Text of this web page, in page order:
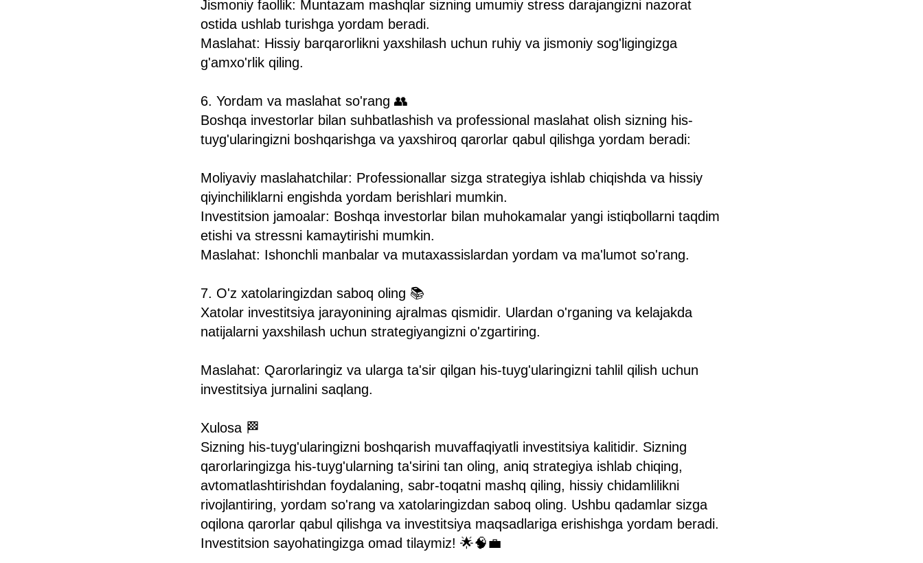
Jismoniy faollik: Muntazam mashqlar sizning umumiy stress darajangizni nazorat
ostida ushlab turishga yordam beradi.
Maslahat: Hissiy barqarorlikni yaxshilash uchun ruhiy va jismoniy sog'ligingizga
g'amxo'rlik qiling.
6. Yordam va maslahat so'rang 👥
Boshqa investorlar bilan suhbatlashish va professional maslahat olish sizning his-
tuyg'ularingizni boshqarishga va yaxshiroq qarorlar qabul qilishga yordam beradi:
Moliyaviy maslahatchilar: Professionallar sizga strategiya ishlab chiqishda va hissiy
qiyinchiliklarni engishda yordam berishlari mumkin.
Investitsion jamoalar: Boshqa investorlar bilan muhokamalar yangi istiqbollarni taqdim
etishi va stressni kamaytirishi mumkin.
Maslahat: Ishonchli manbalar va mutaxassislardan yordam va ma'lumot so'rang.
7. O'z xatolaringizdan saboq oling 📚
Xatolar investitsiya jarayonining ajralmas qismidir. Ulardan o'rganing va kelajakda
natijalarni yaxshilash uchun strategiyangizni o'zgartiring.
Maslahat: Qarorlaringiz va ularga ta'sir qilgan his-tuyg'ularingizni tahlil qilish uchun
investitsiya jurnalini saqlang.
Xulosa 🏁
Sizning his-tuyg'ularingizni boshqarish muvaffaqiyatli investitsiya kalitidir. Sizning
qarorlaringizga his-tuyg'ularning ta'sirini tan oling, aniq strategiya ishlab chiqing,
avtomatlashtirishdan foydalaning, sabr-toqatni mashq qiling, hissiy chidamlilikni
rivojlantiring, yordam so'rang va xatolaringizdan saboq oling. Ushbu qadamlar sizga
oqilona qarorlar qabul qilishga va investitsiya maqsadlariga erishishga yordam beradi.
Investitsion sayohatingizga omad tilaymiz! 🌟🧠💼